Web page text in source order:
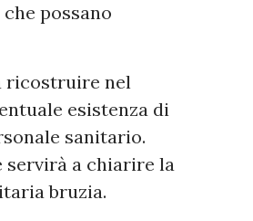
possano
ricostruire nel
esistenza di
sanitario.
servirà a chiarire la
bruzia.